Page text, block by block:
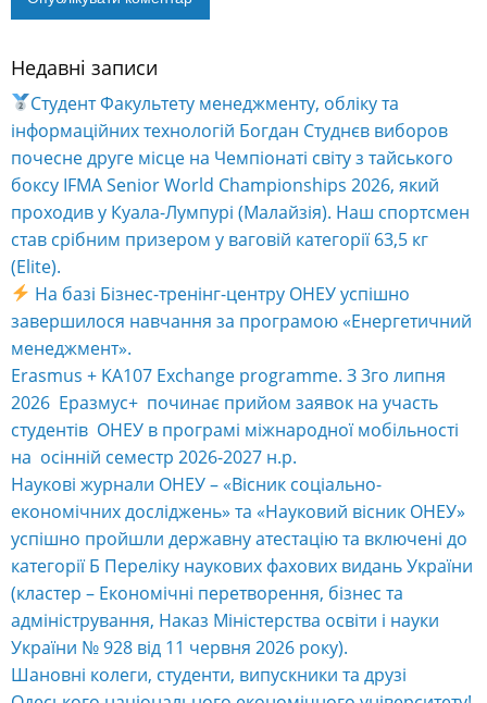
Alternative:
Недавні записи
Студент Факультету менеджменту, обліку та
інформаційних технологій Богдан Студнєв виборов
почесне друге місце на Чемпіонаті світу з тайського
боксу IFMA Senior World Championships 2026, який
проходив у Куала-Лумпурі (Малайзія). Наш спортсмен
став срібним призером у ваговій категорії 63,5 кг
(Elite).
На базі Бізнес-тренінг-центру ОНЕУ успішно
завершилося навчання за програмою «Енергетичний
менеджмент».
Erasmus + KA107 Exchange programme. З 3го липня
2026 Еразмус+ починає прийом заявок на участь
студентів ОНЕУ в програмі міжнародної мобільності
на осінній семестр 2026-2027 н.р.
Наукові журнали ОНЕУ – «Вісник соціально-
економічних досліджень» та «Науковий вісник ОНЕУ»
успішно пройшли державну атестацію та включені до
категорії Б Переліку наукових фахових видань України
(кластер – Економічні перетворення, бізнес та
адміністрування, Наказ Міністерства освіти і науки
України № 928 від 11 червня 2026 року).
Шановні колеги, студенти, випускники та друзі